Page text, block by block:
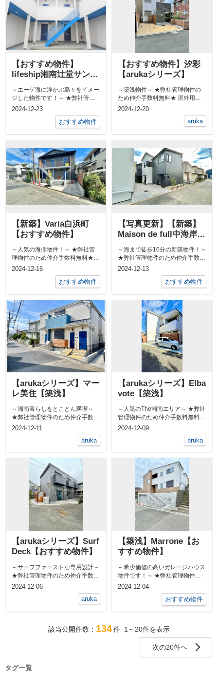
【おすすめ物件】
lifeship湘南辻堂サント
リーニ
～エーゲ海に浮かぶ島々をイメー
ジした物件です！～ ★弊社管理
2024-12-23
おすすめ物件
【おすすめ物件】汐彩
【arukaシリーズ】
～築浅物件～ ★弊社管理物件の
ため仲介手数料無料★ 屋外用共
2024-12-20
aruka
【新築】Varia白浜町
【おすすめ物件】
～人気の海側物件！～ ★弊社管
理物件のため仲介手数料無料★ 1
階のお部屋は専用庭がありま...
2024-12-16
おすすめ物件
【写真更新】【新築】
Maison de full中海岸A
～海まで徒歩10分の新築物件！～
★弊社管理物件のため仲介手数料
無料★ 希少価値の高いペ...
2024-12-13
おすすめ物件
【arukaシリーズ】マー
レ美住【築浅】
～湘南暮らしをとことん満喫～
★弊社管理物件のため仲介手数料
無料★ 無垢床のお部屋です！...
2024-12-11
aruka
【arukaシリーズ】Elba
vote【築浅】
～人気のThe湘南エリア～ ★弊社
管理物件のため仲介手数料無料★
敷地内に屋外シャワー付...
2024-12-09
aruka
【arukaシリーズ】Surf
Deck【おすすめ物件】
～サーフファーストな専用設計～
★弊社管理物件のため仲介手数料
無料★ 敷地内に屋外シャワ...
2024-12-06
aruka
【築浅】Marrone【お
すすめ物件】
～希少価値の高いガレージハウス
物件です！～ ★弊社管理物件の
2024-12-04
おすすめ物件
該当公開件数： 134件 1～20件を表示
次の20件へ
タグ一覧